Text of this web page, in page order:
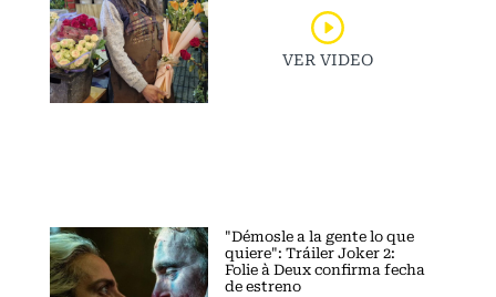
VER VIDEO
"Démosle a la gente lo que
quiere": Tráiler Joker 2:
Folie à Deux confirma fecha
de estreno